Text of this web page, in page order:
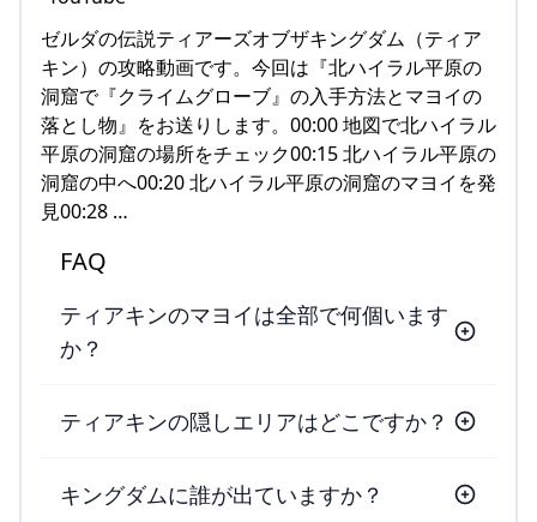
ゼルダの伝説ティアーズオブザキングダム（ティア
キン）の攻略動画です。今回は『北ハイラル平原の
洞窟で『クライムグローブ』の入手方法とマヨイの
落とし物』をお送りします。00:00 地図で北ハイラル
平原の洞窟の場所をチェック00:15 北ハイラル平原の
洞窟の中へ00:20 北ハイラル平原の洞窟のマヨイを発
見00:28 …
FAQ
ティアキンのマヨイは全部で何個います
か？
ティアキンの隠しエリアはどこですか？
キングダムに誰が出ていますか？